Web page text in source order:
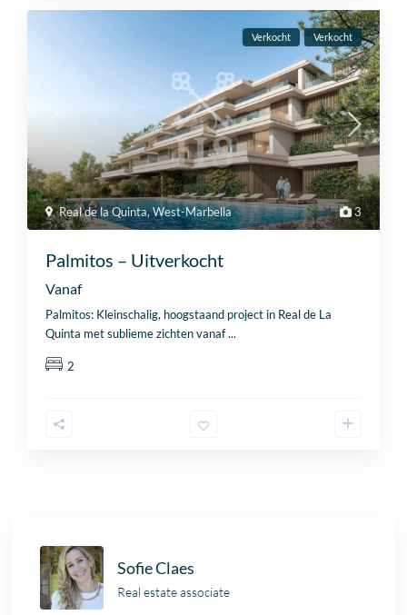
3
Real de la Quinta,West-Marbella
Verkocht Verkocht
Palmitos – Uitverkocht
Vanaf
Palmitos: Kleinschalig, hoogstaand project in Real de La
Quinta met sublieme zichten vanaf...
2
Sofie Claes
Real estate associate